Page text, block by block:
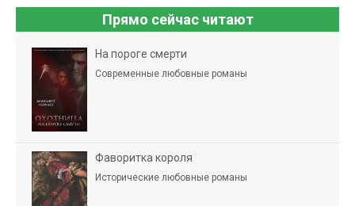
Прямо сейчас читают
На пороге смерти
Современные любовные романы
Фаворитка короля
Исторические любовные романы